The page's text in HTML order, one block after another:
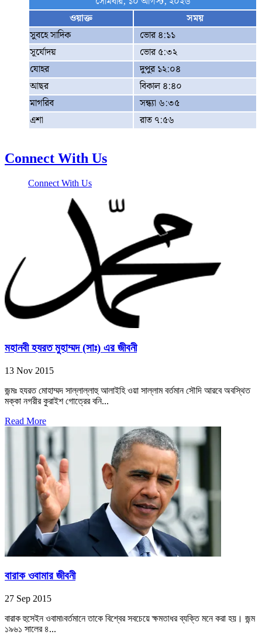
ওয়াক্ত
সময়
সুবহে সাদিক
ভোর ৪:১১
সূর্যোদয়
ভোর ৫:৩২
যোহর
দুপুর ১২:০৪
আছর
বিকাল ৪:৪০
মাগরিব
সন্ধ্যা ৬:৩৫
এশা
রাত ৭:৫৬
Connect With Us
Connect With Us
মহানবী হযরত মুহাম্মদ (সাঃ) এর জীবনী
13 Nov 2015
জন্মঃ হযরত মোহাম্মদ সাল্লাল্লাহু আলাইহি ওয়া সাল্লাম বর্তমান সৌদি আরবে অবস্থিত
মক্কা নগরীর কুরাইশ গোত্রের বনি...
Read More
বারাক ওবামার জীবনী
27 Sep 2015
বারাক হুসেইন ওবামা৷বর্তমানে তাকে বিশ্বের সবচেয়ে ক্ষমতাধর ব্যক্তি মনে করা হয়। জন্ম
১৯৬১ সালের ৪...